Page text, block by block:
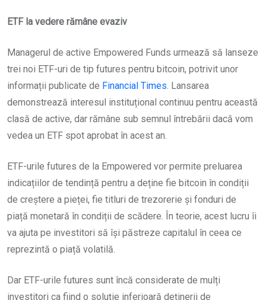
ETF la vedere rămâne evaziv
Managerul de active Empowered Funds urmează să lanseze
trei noi ETF-uri de tip futures pentru bitcoin, potrivit unor
informații publicate de Financial Times. Lansarea
demonstrează interesul instituțional continuu pentru această
clasă de active, dar rămâne sub semnul întrebării dacă vom
vedea un ETF spot aprobat în acest an.
ETF-urile futures de la Empowered vor permite preluarea
indicațiilor de tendință pentru a deține fie bitcoin în condiții
de creștere a pieței, fie titluri de trezorerie și fonduri de
piață monetară în condiții de scădere. În teorie, acest lucru îi
va ajuta pe investitori să își păstreze capitalul în ceea ce
reprezintă o piață volatilă.
Dar ETF-urile futures sunt încă considerate de mulți
investitori ca fiind o soluție inferioară deținerii de